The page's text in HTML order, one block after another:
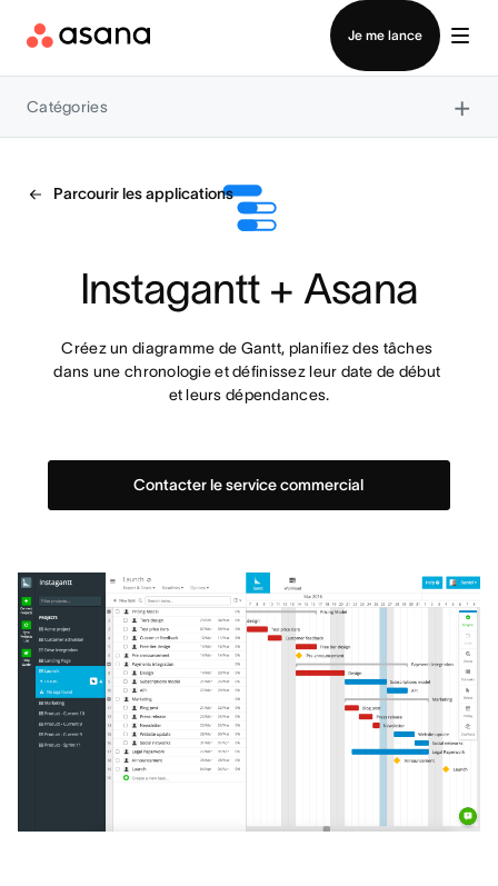
Je me lance
Contacter le service commercial
Catégories ×
Parcourir les applications
Instagantt + Asana
Créez un diagramme de Gantt, planifiez des tâches
dans une chronologie et définissez leur date de début
et leurs dépendances.
Contacter le service commercial